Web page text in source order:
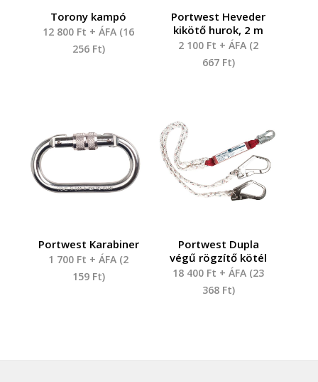
Torony kampó
12 800 Ft + ÁFA (16
256 Ft)
Portwest Heveder
kikötő hurok, 2 m
2 100 Ft + ÁFA (2
667 Ft)
Portwest Karabiner
1 700 Ft + ÁFA (2
159 Ft)
Portwest Dupla
végű rögzítő kötél
18 400 Ft + ÁFA (23
368 Ft)